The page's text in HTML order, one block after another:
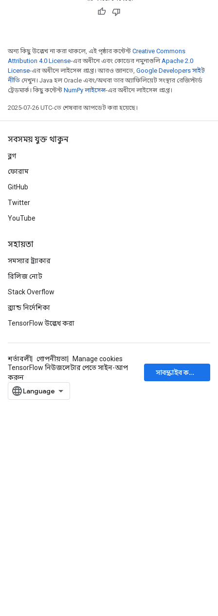
অন্য কিছু উল্লেখ না করা থাকলে, এই পৃষ্ঠার কন্টেন্ট Creative Commons
Attribution 4.0 License-এর অধীনে এবং কোডের নমুনাগুলিApache 2.0
License-এর অধীনে লাইসেন্স প্রাপ্ত। আরও জানতে, Google Developers সাইট
নীতি দেখুন। Java হল Oracle এবং/অথবা তার অ্যাফিলিয়েট সংস্থার রেজিস্টার্ড
ট্রেডমার্ক। কিছু কন্টেন্ট NumPy লাইসেন্স-এর অধীনে লাইসেন্স প্রাপ্ত।
2025-07-26 UTC-তে শেষবার আপডেট করা হয়েছে।
সবসময় যুক্ত থাকুন
ব্লগ
ফোরাম
GitHub
Twitter
YouTube
সহায়তা
সমস্যার ট্র্যাকার
রিলিজ নোট
Stack Overflow
ব্র্যান্ড নির্দেশিকা
TensorFlow উল্লেখ করা
শর্তাবলী গোপনীয়তা
Manage cookies
TensorFlow নিউজলেটার পেতে সাইন-আপ
করুন
সাবস্ক্রাইব করুন